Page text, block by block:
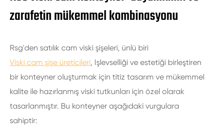
zarafetin mükemmel kombinasyonu
Rsg'den satılık cam viski şişeleri, ünlü biri
Viski cam şişe üreticileri, Işlevselliği ve estetiği birleştiren
bir konteyner oluşturmak için titiz tasarım ve mükemmel
kalite ile hazırlanmış viski tutkunları için özel olarak
tasarlanmıştır. Bu konteyner aşağıdaki vurgulara
sahiptir: